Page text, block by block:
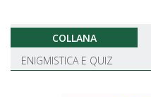
COLLANA
ENIGMISTICA E QUIZ